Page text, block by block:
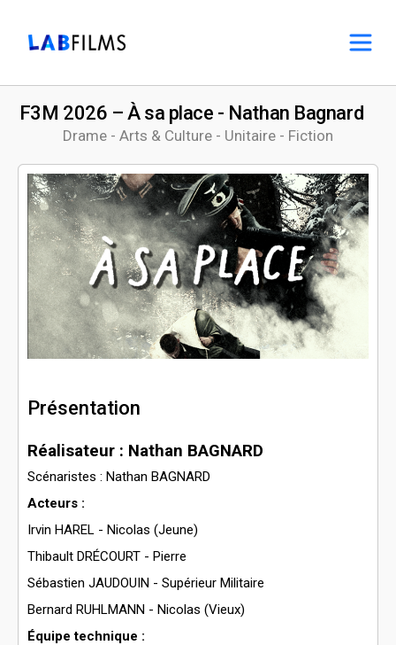
Drame - Arts & Culture - Unitaire - Fiction
F3M 2026 – À sa place - Nathan Bagnard
Présentation
Réalisateur : Nathan BAGNARD
Scénaristes : Nathan BAGNARD
Acteurs :
Irvin HAREL - Nicolas (Jeune)
Thibault DRÉCOURT - Pierre
Sébastien JAUDOUIN - Supérieur Militaire
Bernard RUHLMANN - Nicolas (Vieux)
Équipe technique :